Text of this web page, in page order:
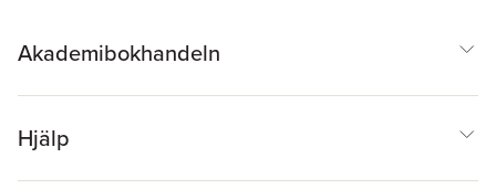
Akademibokhandeln
Hjälp